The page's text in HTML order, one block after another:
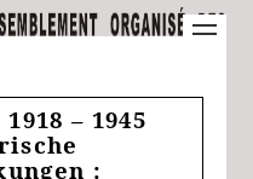
– 1945
: